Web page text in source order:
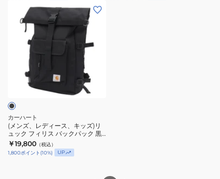
I03146889XX26SS
キ
ッ
ズ)
リ
ュ
カーハート
(メンズ、レディース、キッズ)リ
ュック フィリス バックパック 黒
21.5L I03157589XX25FW デイバ
ッグ リュックサック
￥19,800 （税込）
1,800ポイント (10%) UP